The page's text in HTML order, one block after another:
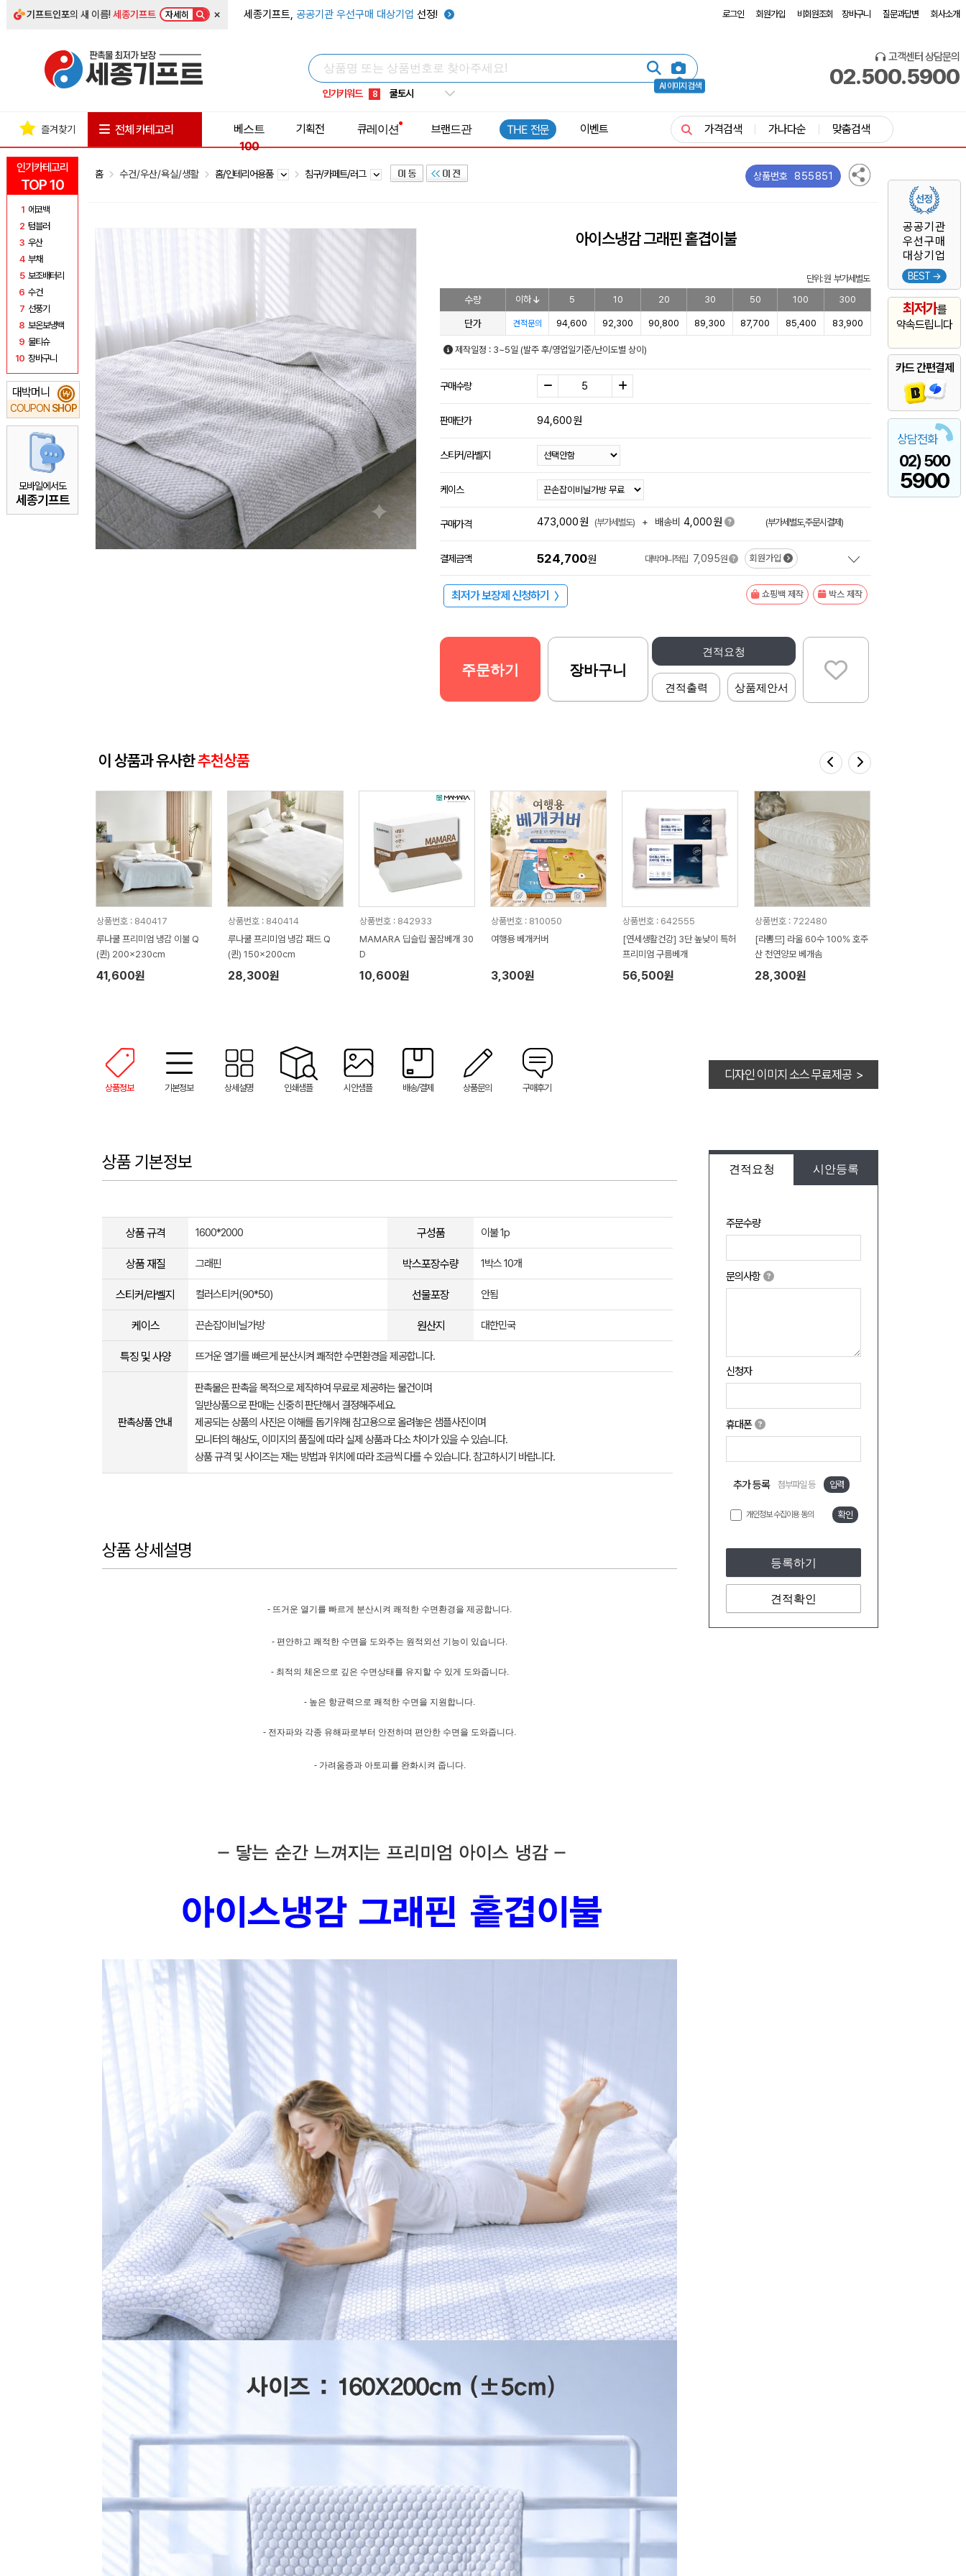
기프트인포의 새 이름!세종기프트 자세히 × 세종기프트, 공공기관 우선구매 대상기업 선정! 로그인 회원가입 비회원조회 장바구니 질문과답변 회사소개
AI 이미지 검색
인기키워드
5 키캡
8 쿨토시
9 넥쿨러
1 선풍기
고객센터 상담문의
02.500.5900
인기카테고리
TOP 10
1 에코백
2 텀블러
3 우산
4 부채
5 보조배터리
6 수건
7 선풍기
8 보온보냉백
9 물티슈
10 장바구니
대박머니
COUPON SHOP
₩
모바일에서도
세종기프트
공공기관
우선구매
대상기업
BEST →
최저가를
약속드립니다
카드 간편결제
상담전화
02) 500
5900
즐겨찾기 전체 카테고리
베스트
100
기획전 큐레이션 브랜드관 THE 전문 이벤트 가격검색 가나다순 맞춤검색
홈 수건/우산/욕실/생활 홈/인테리어용품 침구/카페트/러그 상품번호 855851
아이스냉감 그래핀 홑겹이불
단위: 원 부가세별도
수량 이하 5 10 20 30 50 100 300
단가 견적문의 94,600 92,300 90,800 89,300 87,700 85,400 83,900
제작일정 : 3~5일 (발주 후/영업일기준/난이도별 상이)
구매수량
판매단가 94,600원
스티커/라벨지
케이스
구매가격 473,000원 (부가세별도) + 배송비 4,000원 (부가세별도,주문시결제)
결제금액 524,700원 대박머니적립 7,095원 회원가입
최저가 보장제 신청하기 〉 쇼핑백 제작 박스 제작
견적요청
견적출력 상품제안서
주문하기 장바구니
이 상품과 유사한추천상품
상품번호 : 840417
루나쿨 프리미엄 냉감 이불 Q
(퀸) 200x230cm
41,600원
상품번호 : 840414
루나쿨 프리미엄 냉감 패드 Q
(퀸) 150x200cm
28,300원
상품번호 : 842933
MAMARA 딥슬립 꿀잠베개 30
D
10,600원
상품번호 : 810050
여행용 베개커버
3,300원
상품번호 : 642555
[연세생활건강] 3단 높낮이 특허
프리미엄 구름베개
56,500원
상품번호 : 722480
[라뽐므] 라울 60수 100% 호주
산 천연양모 베개솜
28,300원
상품정보 기본정보 상세설명 인쇄샘플 시안샘플 배송/결제 상품문의 구매후기
디자인 이미지 소스 무료제공 >
견적요청 시안등록
주문수량
문의사항
신청자
휴대폰
추가 등록 첨부파일 등 입력
개인정보 수집이용 동의 확인
등록하기
견적확인
상품 기본정보
상품 규격 1600*2000 구성품 이불 1p
상품 재질 그래핀 박스포장수량 1박스 10개
스티커/라벨지 컬러스티커(90*50) 선물포장 안됨
케이스 끈손잡이비닐가방 원산지 대한민국
특징 및 사양 뜨거운 열기를 빠르게 분산시켜 쾌적한 수면환경을 제공합니다.
판촉상품 안내
판촉물은 판촉을 목적으로 제작하여 무료로 제공하는 물건이며
일반상품으로 판매는 신중히 판단해서 결정해주세요.
제공되는 상품의 사진은 이해를 돕기위해 참고용으로 올려놓은 샘플사진이며
모니터의 해상도, 이미지의 품질에 따라 실제 상품과 다소 차이가 있을 수 있습니다.
상품 규격 및 사이즈는 재는 방법과 위치에 따라 조금씩 다를 수 있습니다. 참고하시기 바랍니다.
상품 상세설명
- 뜨거운 열기를 빠르게 분산시켜 쾌적한 수면환경을 제공합니다.
- 편안하고 쾌적한 수면을 도와주는 원적외선 기능이 있습니다.
- 최적의 체온으로 깊은 수면상태를 유지할 수 있게 도와줍니다.
- 높은 항균력으로 쾌적한 수면을 지원합니다.
- 전자파와 각종 유해파로부터 안전하며 편안한 수면을 도와줍니다.
- 가려움증과 아토피를 완화시켜 줍니다.